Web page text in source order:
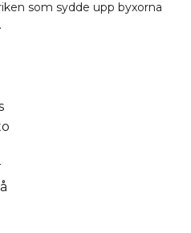
som sydde upp byxorna